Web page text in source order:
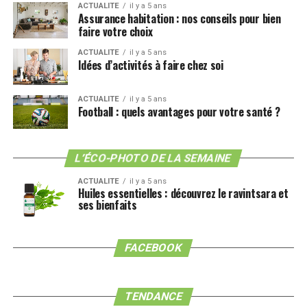
d’octobre dernier, lorsquele parti des Verts est
devenu avec 19% des voix la deuxième force
politique de la puissante région
Si les électeurs bavarois vont dans le sens de la question
posée au referendum, ils initieront peut-être un
l’Allemagne, 4ème consommateur mondiale de
ACTUALITE il y a 5 ans
Assurance habitation : nos conseils pour bien
faire votre choix
ACTUALITE il y a 5 ans
Idées d’activités à faire chez soi
ACTUALITE il y a 5 ans
Football : quels avantages pour votre santé ?
L’ÉCO-PHOTO DE LA SEMAINE
ACTUALITE il y a 5 ans
Huiles essentielles : découvrez le ravintsara et
ses bienfaits
FACEBOOK
TENDANCE